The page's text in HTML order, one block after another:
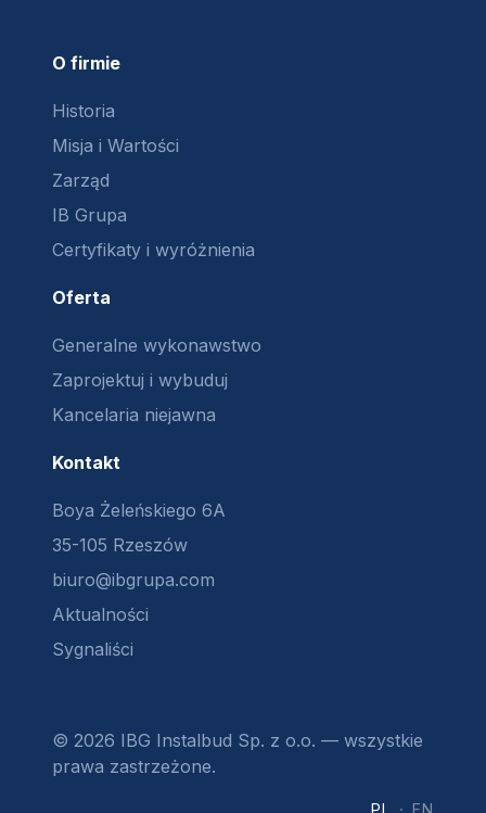
O firmie
Historia
Misja i Wartości
Zarząd
IB Grupa
Certyfikaty i wyróżnienia
Oferta
Generalne wykonawstwo
Zaprojektuj i wybuduj
Kancelaria niejawna
Kontakt
Boya Żeleńskiego 6A
35-105 Rzeszów
biuro@ibgrupa.com
Aktualności
Sygnaliści
© 2026 IBG Instalbud Sp. z o.o. — wszystkie
prawa zastrzeżone.